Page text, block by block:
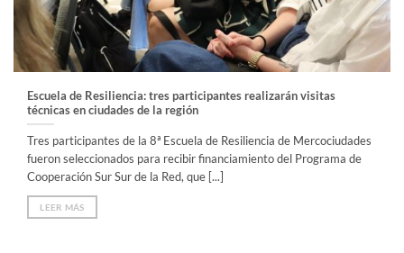
Escuela de Resiliencia: tres participantes realizarán visitas
técnicas en ciudades de la región
Tres participantes de la 8ª Escuela de Resiliencia de Mercociudades
fueron seleccionados para recibir financiamiento del Programa de
Cooperación Sur Sur de la Red, que [...]
LEER MÁS